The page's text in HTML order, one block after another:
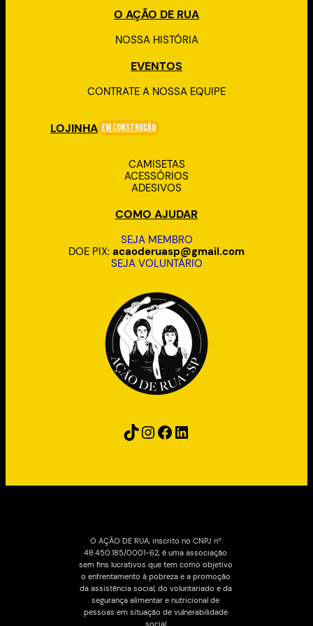
O AÇÃO DE RUA
NOSSA HISTÓRIA
EVENTOS
CONTRATE A NOSSA EQUIPE
LOJINHA Em Construção
CAMISETAS
ACESSÓRIOS
ADESIVOS
COMO AJUDAR
SEJA MEMBRO
DOE PIX: acaoderuasp@gmail.com
SEJA VOLUNTÁRIO
TikTok Instagram Facebook LinkedIn
O AÇÃO DE RUA, inscrito no CNPJ nº
48.450.185/0001-62, é uma associação
sem fins lucrativos que tem como objetivo
o enfrentamento à pobreza e a promoção
da assistência social, do voluntariado e da
segurança alimentar e nutricional de
pessoas em situação de vulnerabilidade
social.